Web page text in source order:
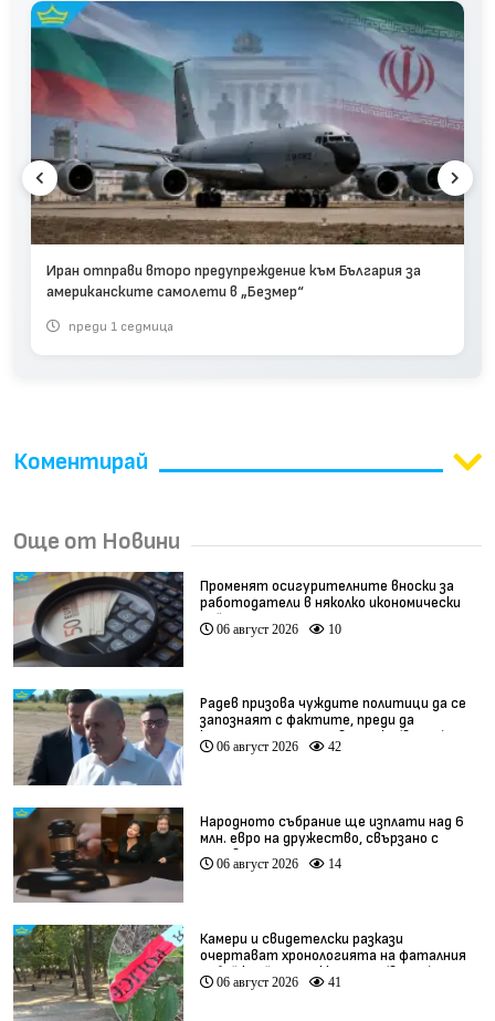
Иран отправи второ предупреждение към България за
американските самолети в „Безмер“
преди 1 седмица
Коментирай
Още от Новини
Променят осигурителните вноски за
работодатели в няколко икономически
дейности
06 август 2026 10
Радев призова чуждите политици да се
запознаят с фактите, преди да
коментират случая в Банско (видео)
06 август 2026 42
Народното събрание ще изплати над 6
млн. евро на дружество, свързано с
Баневи
06 август 2026 14
Камери и свидетелски разкази
очертават хронологията на фаталния
побой край Младежкия хълм (видео)
06 август 2026 41